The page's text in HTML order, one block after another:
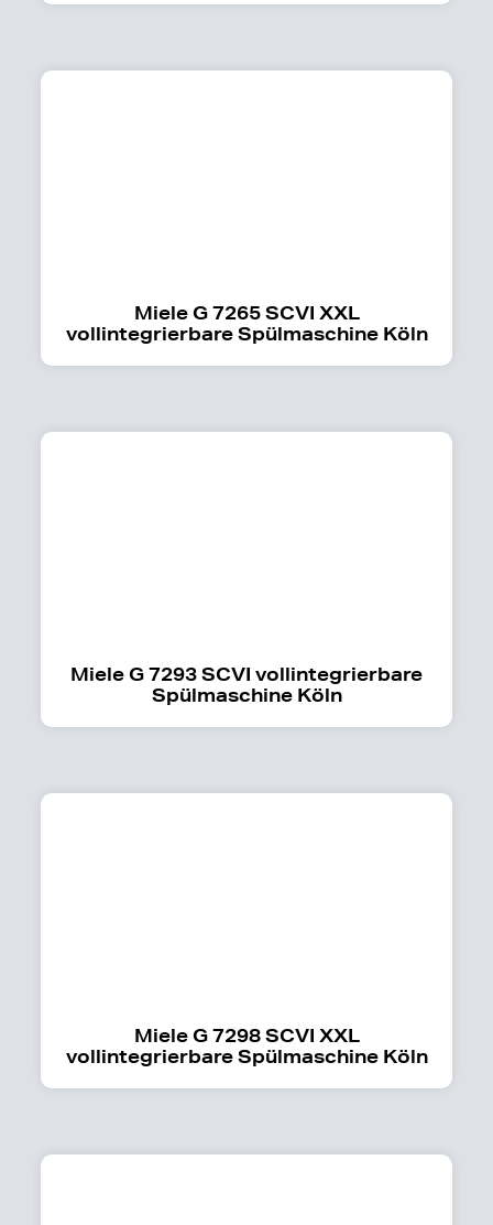
Miele G 7265 SCVI XXL
vollintegrierbare Spülmaschine Köln
Miele G 7293 SCVI vollintegrierbare
Spülmaschine Köln
Miele G 7298 SCVI XXL
vollintegrierbare Spülmaschine Köln